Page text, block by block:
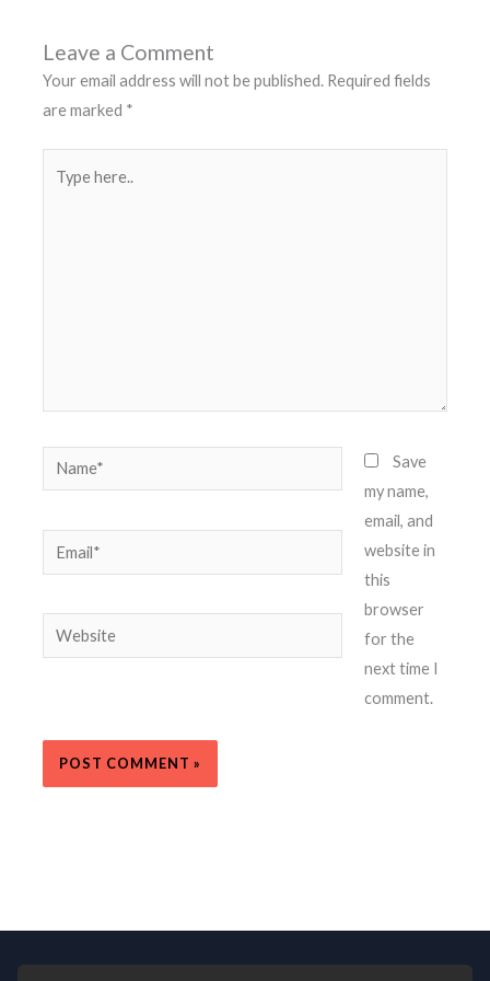
Leave a Comment
Your email address will not be published. Required fields
are marked *
here..
Name*
Email*
Website
Save
my name,
email, and
website in
this
browser
for the
next time I
comment.